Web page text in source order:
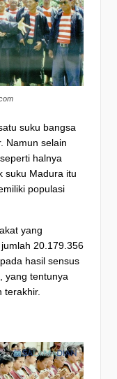
suku bangsa
Namun selain
halnya
suku Madura itu
populasi
yang
20.179.356
hasil sensus
yang tentunya
terakhir.